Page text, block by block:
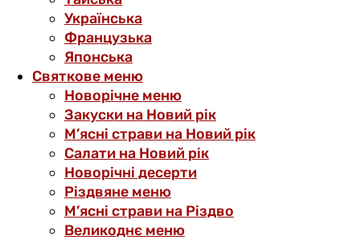
Українська
Французька
Японська
Святкове меню
Новорічне меню
Закуски на Новий рік
М’ясні страви на Новий рік
Салати на Новий рік
Новорічні десерти
Різдвяне меню
М’ясні страви на Різдво
Великоднє меню